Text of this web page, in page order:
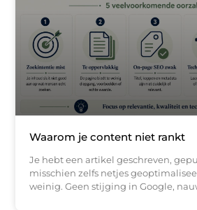
Waarom je content niet rankt
Je hebt een artikel geschreven,
misschien zelfs netjes
weinig. Geen stijging in Google,